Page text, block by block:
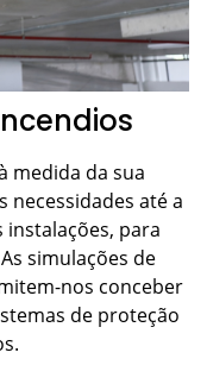
medida da sua
necessidades até a
para
simulações de
nos conceber
de proteção